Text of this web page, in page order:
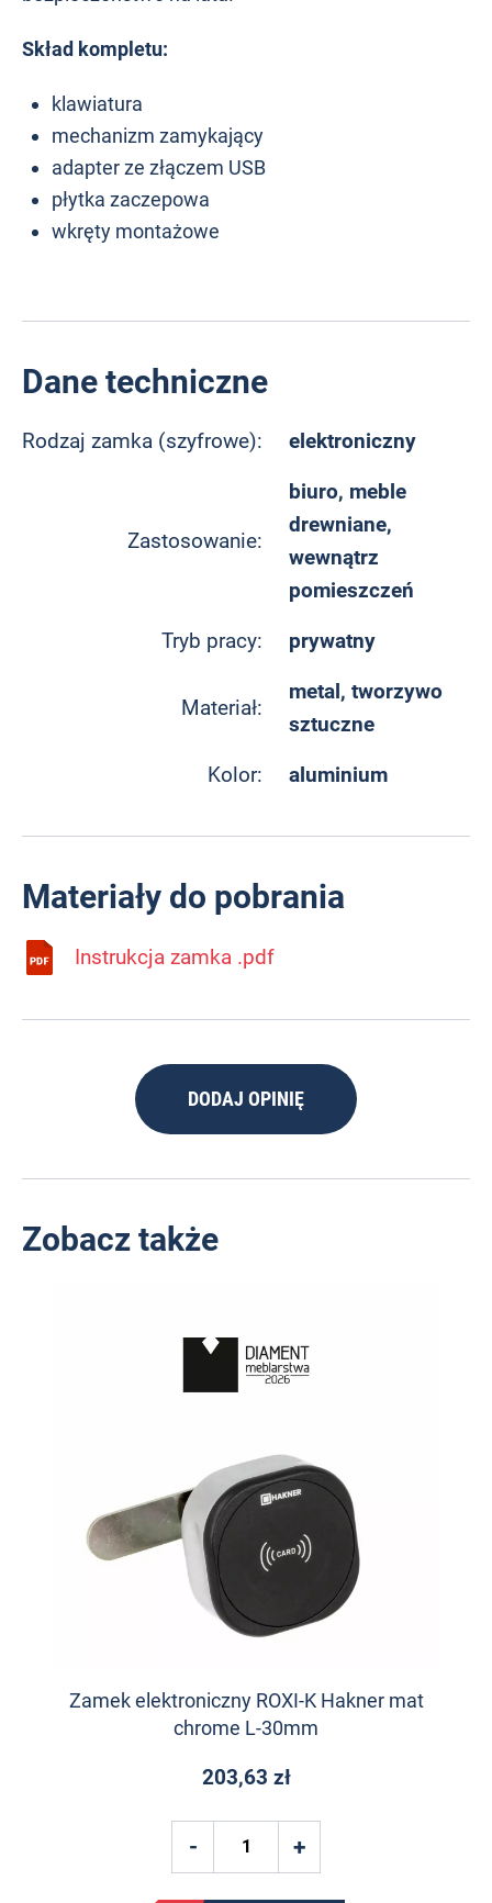
Skład kompletu:
klawiatura
mechanizm zamykający
adapter ze złączem USB
płytka zaczepowa
wkręty montażowe
Dane techniczne
Rodzaj zamka (szyfrowe): elektroniczny
Zastosowanie:
biuro, meble
drewniane,
wewnątrz
pomieszczeń
Tryb pracy: prywatny
Materiał:
metal, tworzywo
sztuczne
Kolor: aluminium
Materiały do pobrania
Instrukcja zamka .pdf
DODAJ OPINIĘ
Zobacz także
Zamek elektroniczny ROXI-K Hakner mat
chrome L-30mm
203,63 zł